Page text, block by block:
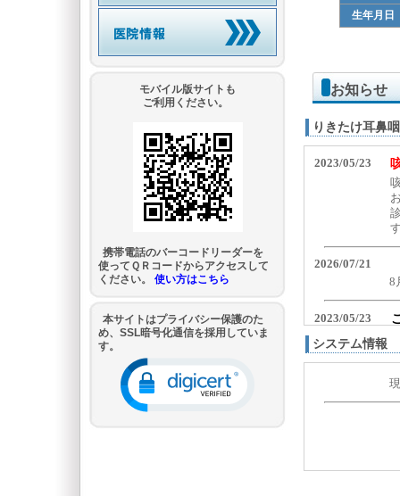
生年月日
お知らせ
りきたけ耳鼻
システム情報
モバイル版サイトも
ご利用ください。
携帯電話のバーコードリーダーを
使ってＱＲコードからアクセスして
ください。 使い方はこちら
本サイトはプライバシー保護のた
め、SSL暗号化通信を採用していま
す。